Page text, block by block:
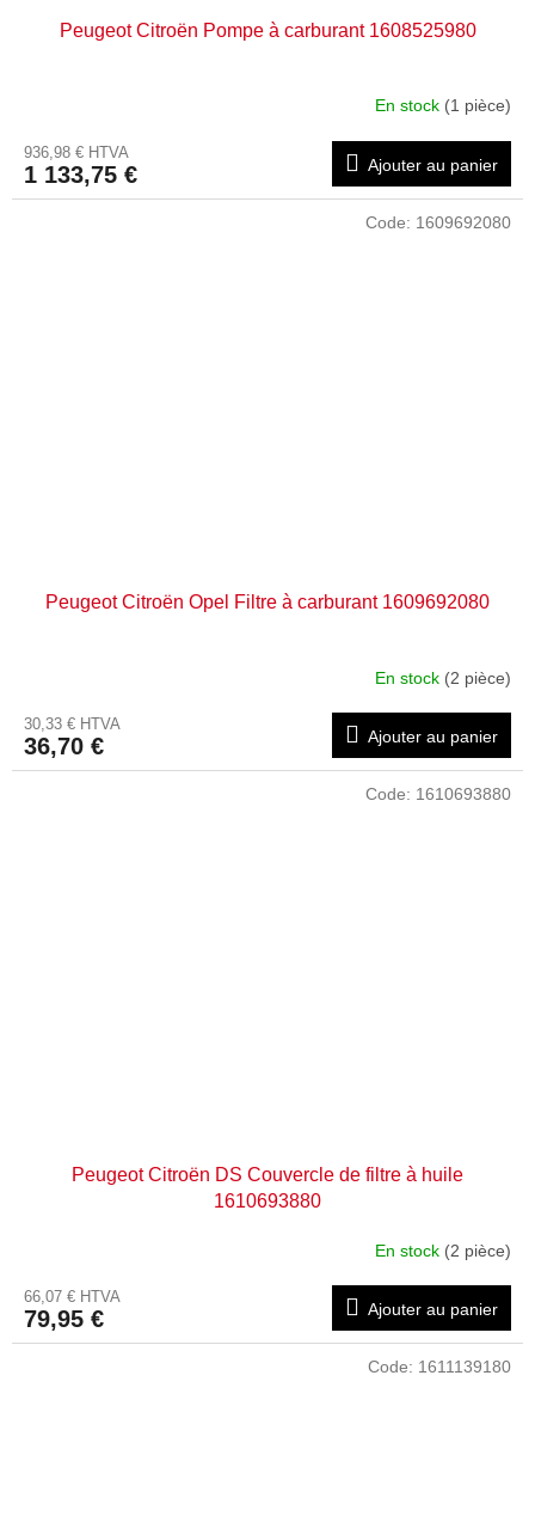
Peugeot Citroën Pompe à carburant 1608525980
En stock (1 pièce)
936,98 € HTVA
1 133,75 € Ajouter au panier
Peugeot Citroën Opel Filtre à carburant 1609692080
En stock (2 pièce)
30,33 € HTVA
36,70 € Ajouter au panier
Code: 1609692080
Peugeot Citroën DS Couvercle de filtre à huile
1610693880
En stock (2 pièce)
66,07 € HTVA
79,95 € Ajouter au panier
Code: 1610693880
Code: 1611139180